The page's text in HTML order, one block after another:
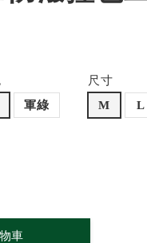
軍綠
尺寸
M
L
車